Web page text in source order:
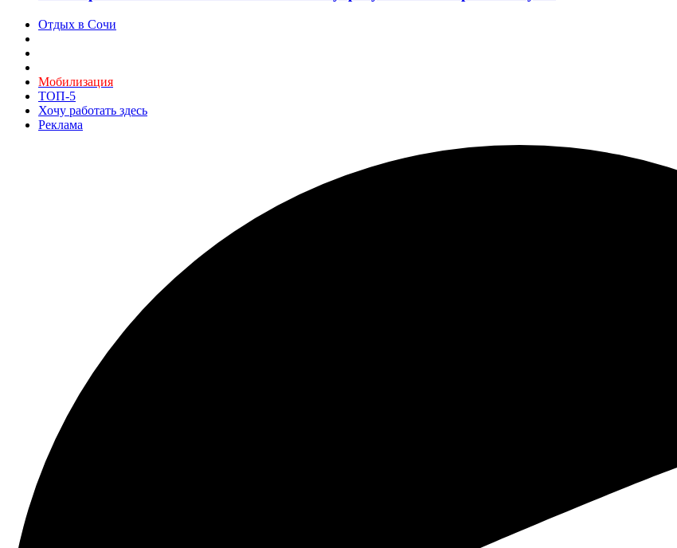
Отдых в Сочи
Мобилизация
ТОП-5
Хочу работать здесь
Реклама